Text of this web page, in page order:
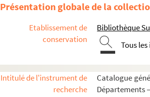
Présentation globale de la
Etablissement de
conservation
Bibliothèque
Tous
Intitulé de l'instrument de
recherche
Catalogue
Départements